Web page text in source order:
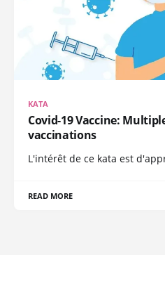
KATA
Covid-19 Vaccine:
vaccinations
L'intérêt de ce kata est
READ MORE